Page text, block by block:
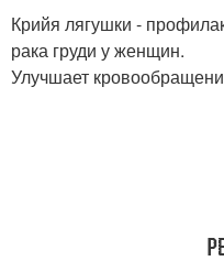
Крийя лягушки -
рака груди у женщин.
Улучшает